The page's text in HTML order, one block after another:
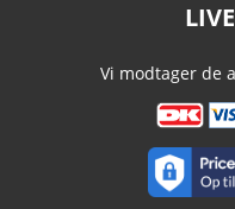
Vi modtager de